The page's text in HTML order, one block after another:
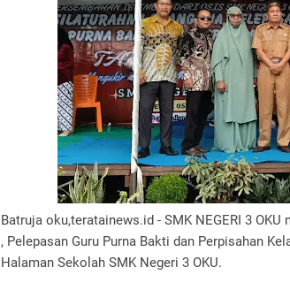
Batruja oku,teratainews.id - SMK NEGERI 3
, Pelepasan Guru Purna Bakti dan Perpisahan
Halaman Sekolah SMK Negeri 3 OKU.